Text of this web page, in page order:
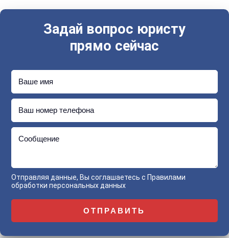
Задай вопрос юристу
прямо сейчас
Ваше имя
Ваш номер телефона
Сообщение
Отправляя данные, Вы соглашаетесь с Правилами
обработки персональных данных